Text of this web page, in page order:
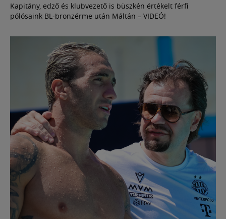
Kapitány, edző és klubvezető is büszkén értékelt férfi
pólósaink BL-bronzérme után Máltán – VIDEÓ!